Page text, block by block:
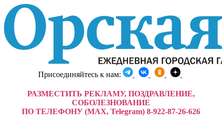
Присоединяйтесь к нам:
РАЗМЕСТИТЬ РЕКЛАМУ, ПОЗДРАВЛЕНИЕ,
СОБОЛЕЗНОВАНИЕ
ПО ТЕЛЕФОНУ (MAX, Telegram) 8-922-87-26-626